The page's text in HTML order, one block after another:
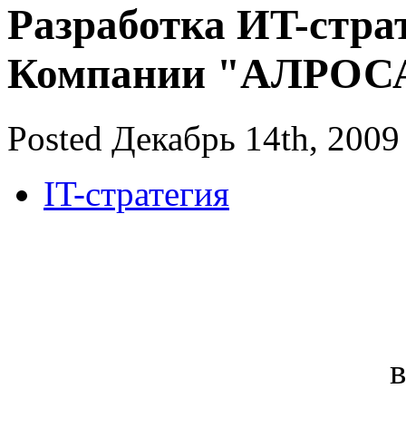
Разработка ИT-
Компании
Posted Декабрь 14th,
IT-стратегия